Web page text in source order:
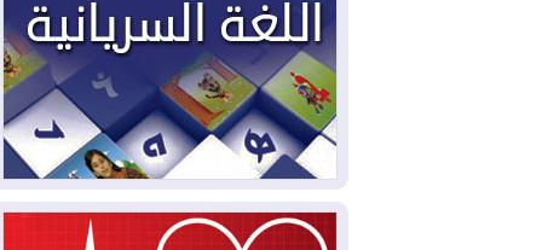
2026-08-02دمشق وعمّان تحذران بغداد:
أي هجوم من أراضي العراق سيواجه برد
2026-08-02ترامب: الولايات المتحدة
وإسرائيل تعلقان شن ضربات على إيران
2026-08-01تقرير: الولايات المتحدة تسحب
منظومة باتريوت الدفاعية من أربيل